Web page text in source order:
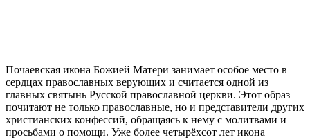
Почаевская икона Божией Матери занимает особое место в
сердцах православных верующих и считается одной из
главных святынь Русской православной церкви. Этот образ
почитают не только православные, но и представители других
христианских конфессий, обращаясь к нему с молитвами и
просьбами о помощи. Уже более четырёхсот лет икона